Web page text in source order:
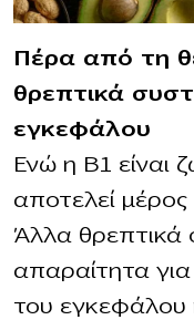
Πέρα από τη
θρεπτικά
εγκεφάλου
Ενώ η Β1 είναι
αποτελεί μέρος
Άλλα θρεπτικά
απαραίτητα
του εγκεφάλου